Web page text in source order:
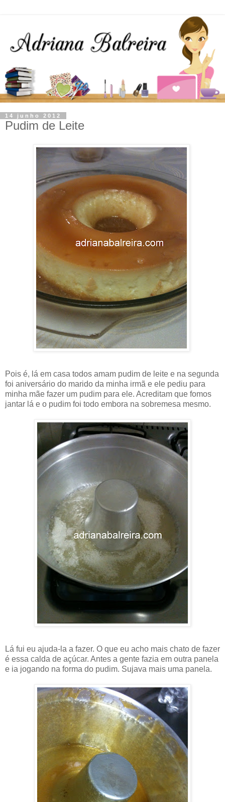
14 junho 2012
Pudim de Leite
Pois é, lá em casa todos amam pudim de leite e na segunda
foi aniversário do marido da minha irmã e ele pediu para
minha mãe fazer um pudim para ele. Acreditam que fomos
jantar lá e o pudim foi todo embora na sobremesa mesmo.
Lá fui eu ajuda-la a fazer. O que eu acho mais chato de fazer
é essa calda de açúcar. Antes a gente fazia em outra panela
e ia jogando na forma do pudim. Sujava mais uma panela.